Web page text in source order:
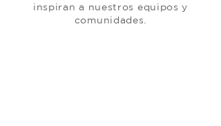
inspiran a nuestros equipos y
comunidades.